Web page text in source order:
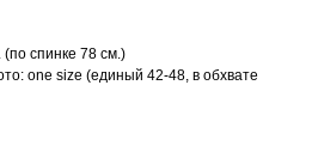
спинке 78 см.)
one size (единый 42-48, в обхвате